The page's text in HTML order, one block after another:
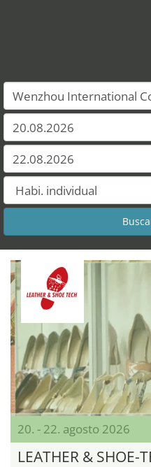
20. - 22. agosto 2026
LEATHER & SHOE-